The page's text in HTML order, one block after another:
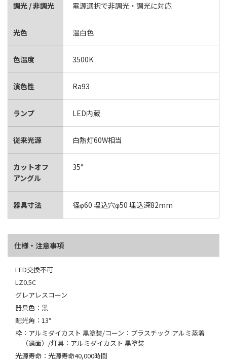
調光 / 非調光 電源選択で非調光・調光に対応
光色 温白色
色温度 3500K
演色性 Ra93
ランプ LED内蔵
従来光源 白熱灯60W相当
カットオフ
アングル
35°
器具寸法 径φ60 埋込穴φ50 埋込深82mm
仕様・注意事項
LED交換不可
LZ0.5C
グレアレスコーン
器具色：黒
配光角：13°
枠：アルミダイカスト 黒塗装/コーン：プラスチック アルミ蒸着
（鏡面）/灯具：アルミダイカスト 黒塗装
光源寿命：光源寿命40,000時間